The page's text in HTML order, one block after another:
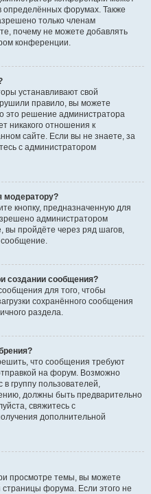
форумах. Также
только членам
почему не можете добавлять
конференции.
устанавливают свой
правило, вы можете
это решение администратора
никакого отношения к
сайте. Если вы не знаете, за
с администратором
модератору?
кнопку, предназначенную для
администратором
вы пройдёте через ряд шагов,
создании сообщения?
для того, чтобы
сохранённого сообщения
раздела.
что сообщения требуют
на форум. Возможно
группу пользователей,
должны быть предварительно
свяжитесь с
дополнительной
просмотре темы, вы можете
форума. Если этого не